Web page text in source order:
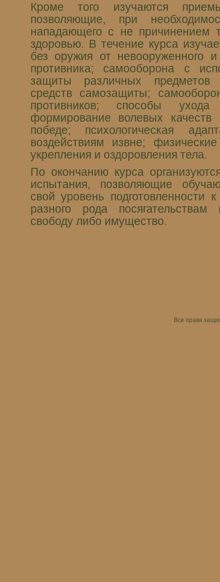
Кроме того изучаются
позволяющие, при
нападающего с не причинением
здоровью. В течение курса
без оружия от невооруженного
противника; самооборона с
защиты различных
средств самозащиты;
противников; способы
формирование волевых
победе; психологическая
воздействиям извне;
укрепления и оздоровления тела.
По окончанию курса
испытания, позволяющие
свой уровень подготовленности
разного рода
свободу либо имущество.
Все права